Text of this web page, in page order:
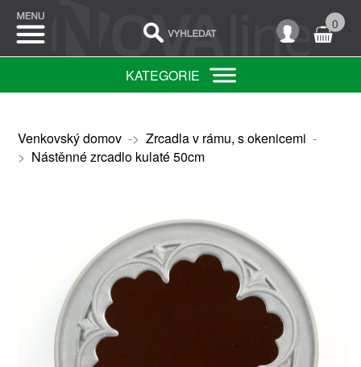
0
KATEGORIE
Venkovský domov-> Zrcadla v rámu, s okenicemi -
> Nástěnné zrcadlo kulaté 50cm